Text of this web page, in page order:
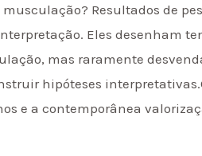
Resultados de
Eles desenham
mas raramente
hipóteses
e a contemporânea